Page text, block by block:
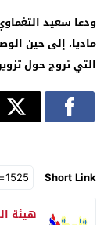
ودعا سعيد
ماديا، إلى حين
التي تروج حول
Short Link
هيئة